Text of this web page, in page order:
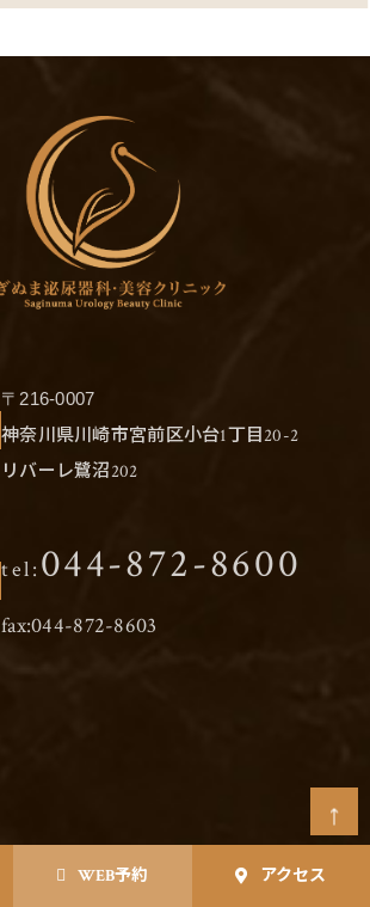
WEB予約 アクセス
〒216-0007
神奈川県川崎市宮前区小台1丁目20-2
リバーレ鷺沼202
tel: 044-872-8600
fax:044-872-8603